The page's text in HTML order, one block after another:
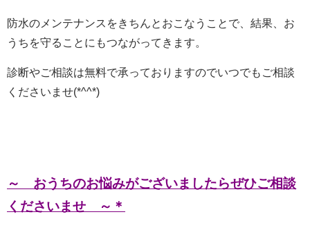
防水のメンテナンスをきちんとおこなうことで、結果、お
うちを守ることにもつながってきます。
診断やご相談は無料で承っておりますのでいつでもご相談
くださいませ(*^^*)
～ おうちのお悩みがございましたらぜひご相談
くださいませ ～＊